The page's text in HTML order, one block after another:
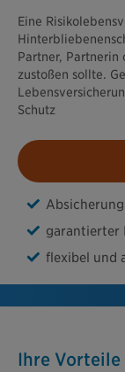
Eine
Partner, Partnerin
zustoßen sollte.
Schutz
garantierter
flexibel und
Ihre Vorteile